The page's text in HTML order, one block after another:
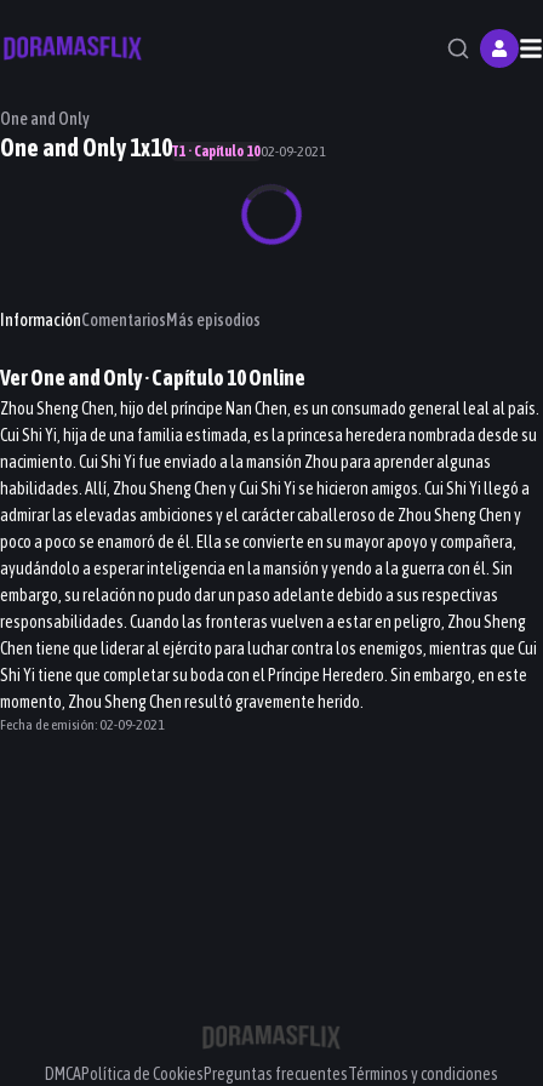
One and Only
One and Only 1x10T1 · Capítulo 1002-09-2021
InformaciónComentariosMás episodios
VerOne and Only· Capítulo10Online
Zhou Sheng Chen, hijo del príncipe Nan Chen, es un consumado general leal al país.
Cui Shi Yi, hija de una familia estimada, es la princesa heredera nombrada desde su
nacimiento. Cui Shi Yi fue enviado a la mansión Zhou para aprender algunas
habilidades. Allí, Zhou Sheng Chen y Cui Shi Yi se hicieron amigos. Cui Shi Yi llegó a
admirar las elevadas ambiciones y el carácter caballeroso de Zhou Sheng Chen y
poco a poco se enamoró de él. Ella se convierte en su mayor apoyo y compañera,
ayudándolo a esperar inteligencia en la mansión y yendo a la guerra con él. Sin
embargo, su relación no pudo dar un paso adelante debido a sus respectivas
responsabilidades. Cuando las fronteras vuelven a estar en peligro, Zhou Sheng
Chen tiene que liderar al ejército para luchar contra los enemigos, mientras que Cui
Shi Yi tiene que completar su boda con el Príncipe Heredero. Sin embargo, en este
momento, Zhou Sheng Chen resultó gravemente herido.
Fecha de emisión: 02-09-2021
DMCAPolítica de CookiesPreguntas frecuentesTérminos y condiciones